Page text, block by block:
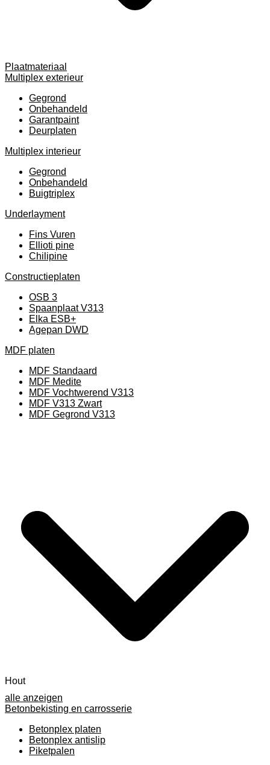
Plaatmateriaal
Multiplex exterieur
Gegrond
Onbehandeld
Garantpaint
Deurplaten
Multiplex interieur
Gegrond
Onbehandeld
Buigtriplex
Underlayment
Fins Vuren
Ellioti pine
Chilipine
Constructieplaten
OSB 3
Spaanplaat V313
Elka ESB+
Agepan DWD
MDF platen
MDF Standaard
MDF Medite
MDF Vochtwerend V313
MDF V313 Zwart
MDF Gegrond V313
alle anzeigen
Betonbekisting en carrosserie
Betonplex platen
Betonplex antislip
Piketpalen
Hout